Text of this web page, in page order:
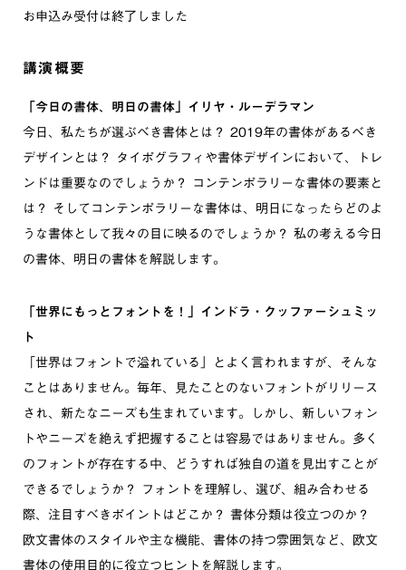
お申込み受付は終了しました
講演概要
「今日の書体、明日の書体」イリヤ・ルーデラマン
今日、私たちが選ぶべき書体とは？ 2019年の書体があるべき
デザインとは？ タイポグラフィや書体デザインにおいて、トレ
ンドは重要なのでしょうか？ コンテンポラリーな書体の要素と
は？ そしてコンテンポラリーな書体は、明日になったらどのよ
うな書体として我々の目に映るのでしょうか？ 私の考える今日
の書体、明日の書体を解説します。
「世界にもっとフォントを！」インドラ・クッファーシュミッ
ト
「世界はフォントで溢れている」とよく言われますが、そんな
ことはありません。毎年、見たことのないフォントがリリース
され、新たなニーズも生まれています。しかし、新しいフォン
トやニーズを絶えず把握することは容易ではありません。多く
のフォントが存在する中、どうすれば独自の道を見出すことが
できるでしょうか？ フォントを理解し、選び、組み合わせる
際、注目すべきポイントはどこか？ 書体分類は役立つのか？
欧文書体のスタイルや主な機能、書体の持つ雰囲気など、欧文
書体の使用目的に役立つヒントを解説します。